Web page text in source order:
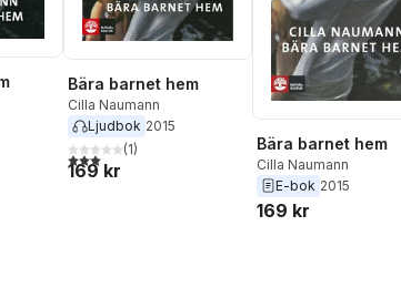
Bära barnet hem
Cilla Naumann
Ljudbok 2015
3,0utav 5 stjärnor. Totalt antal röster:
(1)
169 kr
Bära barnet hem
Cilla Naumann
E-bok 2015
169 kr